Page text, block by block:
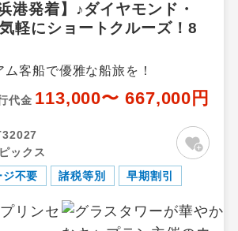
港発着】♪ダイヤモンド・
軽にショートクルーズ！8
ム客船で優雅な船旅を！
代金 113,000〜 667,000円
ックス
不要
諸税等別 早期割引